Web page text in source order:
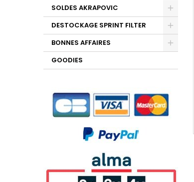
SOLDES AKRAPOVIC
DESTOCKAGE SPRINT FILTER
BONNES AFFAIRES
GOODIES